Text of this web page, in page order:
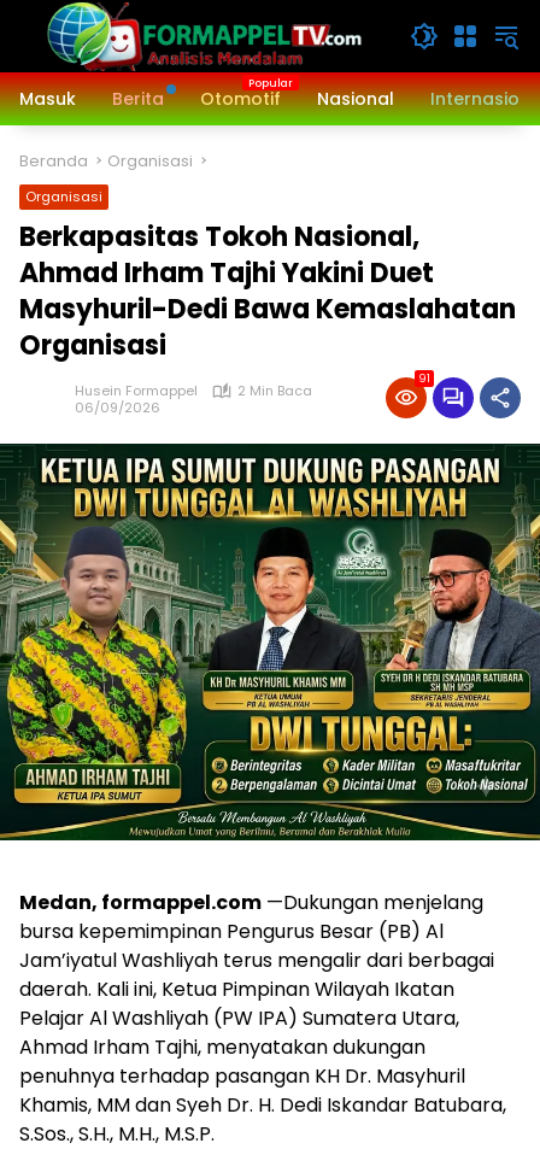
Langsung
konten
Masuk
Berita Otomotif Nasional
Beranda Organisasi
Organisasi
Berkapasitas Tokoh Nasional,
Ahmad Irham Tajhi Yakini Duet
Masyhuril-Dedi Bawa Kemaslahatan
Organisasi
Husein Formappel
2 Min Baca
06/09/2026
91
Medan, formappel.com —Dukungan menjelang
bursa kepemimpinan Pengurus Besar (PB) Al
Jam’iyatul Washliyah terus mengalir dari berbagai
daerah. Kali ini, Ketua Pimpinan Wilayah Ikatan
Pelajar Al Washliyah (PW IPA) Sumatera Utara,
Ahmad Irham Tajhi, menyatakan dukungan
penuhnya terhadap pasangan KH Dr. Masyhuril
Khamis, MM dan Syeh Dr. H. Dedi Iskandar Batubara,
S.Sos., S.H., M.H., M.S.P.